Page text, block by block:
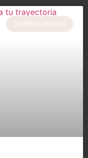
CAMBIAR DE VIDA